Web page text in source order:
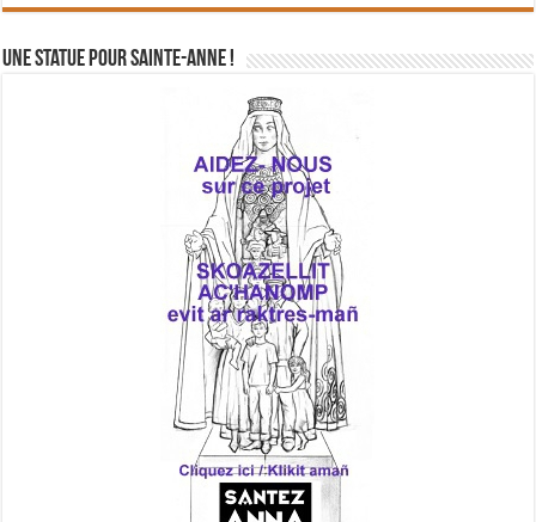
Une statue pour Sainte-Anne !